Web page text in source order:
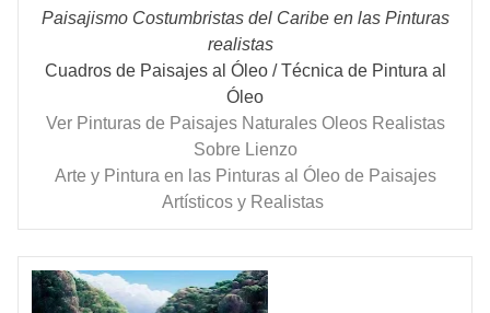
Paisajismo Costumbristas del Caribe en las Pinturas
realistas
Cuadros de Paisajes al Óleo / Técnica de Pintura al
Óleo
Ver Pinturas de Paisajes Naturales Oleos Realistas
Sobre Lienzo
Arte y Pintura en las Pinturas al Óleo de Paisajes
Artísticos y Realistas